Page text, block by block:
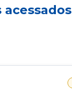
acessados